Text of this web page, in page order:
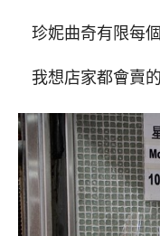
珍妮曲奇有限每
我想店家都會賣